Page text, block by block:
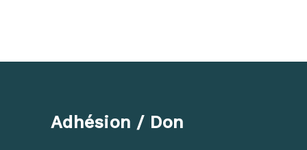
Adhésion / Don